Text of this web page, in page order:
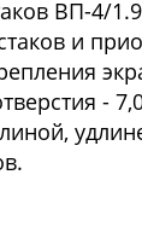
ВП-4/
и
-